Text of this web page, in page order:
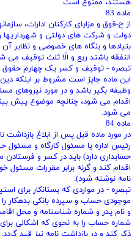
هستند، ممنوع است.
ماده 83
از ح-قوق و مزایای کارکنان ادارات،
دولت و شرکت‌ های دولتی و شهرداریها
بنیادها و بنگاه‌ های خصوصی و نظایر
النفقه باشند ربع و الّا ثلث توقیف می‌
تبصره - توقیف و کسر یک چهارم حقوق
این ماده جایز است مشروط بر اینکه
وظیفه بگیر باشد و در مورد نیروهای
اقدام می‌ شود، چنانچه موضوع پیش
می‌ شود.
ماده 84
در مورد ماده قبل پس از ابلاغ بازداشت
رئیس اداره یا مسئول کارگاه و
حسابداری دارد) باید در کسر و
اقدام کند و گرنه برابر مقررات مسئول
نامه نوشته شود).
تبصره - در مواردی که بستانکار برای
موجودی حساب و سپرده بانکی بدهکار را
و نام پدر و شماره شناسنامه و محل
شماره حساب را به نحوی که اشکالی برای